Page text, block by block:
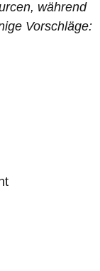
während
Vorschläge: